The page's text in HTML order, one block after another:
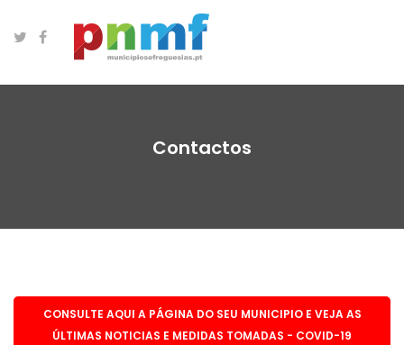
Contactos
CONSULTE AQUI A PÁGINA DO SEU MUNICIPIO E VEJA AS
ÚLTIMAS NOTICIAS E MEDIDAS TOMADAS - COVID-19